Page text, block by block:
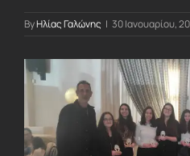
ByΗλίας Γαλώνης | 30 Ιανουαρίου,